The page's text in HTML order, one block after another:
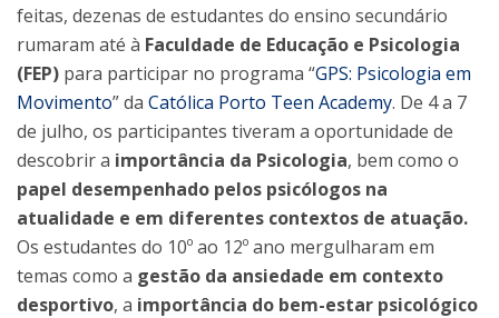
feitas, dezenas de estudantes do ensino secundário
rumaram até à Faculdade de Educação e Psicologia
(FEP) para participar no programa “GPS: Psicologia em
Movimento” da Católica Porto Teen Academy. De 4 a 7
de julho, os participantes tiveram a oportunidade de
descobrir a importância da Psicologia, bem como o
papel desempenhado pelos psicólogos na
atualidade e em diferentes contextos de atuação.
Os estudantes do 10º ao 12º ano mergulharam em
temas como a gestão da ansiedade em contexto
desportivo, a importância do bem-estar psicológico